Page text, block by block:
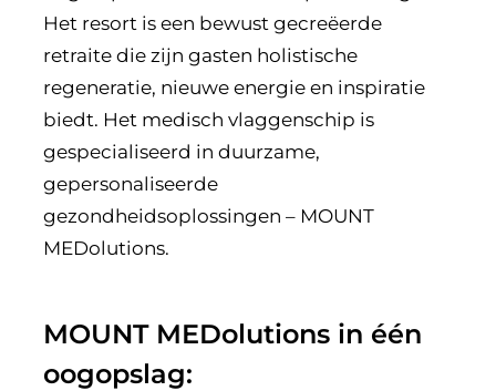
Het resort is een bewust gecreëerde
retraite die zijn gasten holistische
regeneratie, nieuwe energie en inspiratie
biedt. Het medisch vlaggenschip is
gespecialiseerd in duurzame,
gepersonaliseerde
gezondheidsoplossingen – MOUNT
MEDolutions.
MOUNT MEDolutions in één
oogopslag: